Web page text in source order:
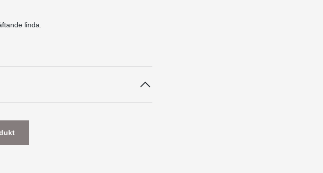
linda.